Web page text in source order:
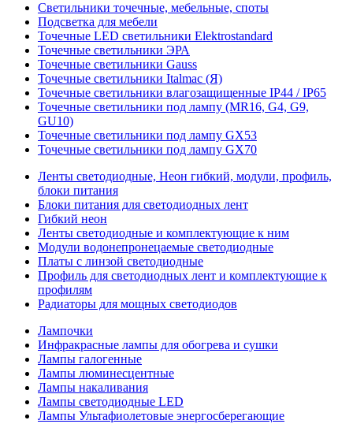
Светильники точечные, мебельные, споты
Подсветка для мебели
Точечные LED светильники Elektrostandard
Точечные светильники ЭРА
Точечные светильники Gauss
Точечные светильники Italmac (Я)
Точечные светильники влагозащищенные IP44 / IP65
Точечные светильники под лампу (MR16, G4, G9,
GU10)
Точечные светильники под лампу GX53
Точечные светильники под лампу GX70
Ленты светодиодные, Неон гибкий, модули, профиль,
блоки питания
Блоки питания для светодиодных лент
Гибкий неон
Ленты светодиодные и комплектующие к ним
Модули водонепронецаемые светодиодные
Платы с линзой светодиодные
Профиль для светодиодных лент и комплектующие к
профилям
Радиаторы для мощных светодиодов
Лампочки
Инфракрасные лампы для обогрева и сушки
Лампы галогенные
Лампы люминесцентные
Лампы накаливания
Лампы светодиодные LED
Лампы Ультафиолетовые энергосберегающие